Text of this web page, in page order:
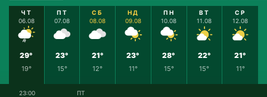
ЧТ
06.08
29°
19°
ПТ
07.08
23°
15°
СБ
08.08
21°
12°
НД
09.08
23°
11°
ПН
10.08
28°
15°
ВТ
11.08
22°
15°
СР
12.08
21°
11°
23:00 ПТ